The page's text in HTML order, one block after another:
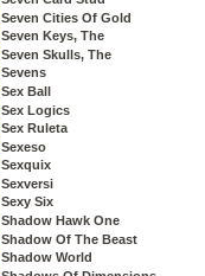
Seven Cities Of Gold
Seven Keys, The
Seven Skulls, The
Sevens
Sex Ball
Sex Logics
Sex Ruleta
Sexeso
Sexquix
Sexversi
Sexy Six
Shadow Hawk One
Shadow Of The Beast
Shadow World